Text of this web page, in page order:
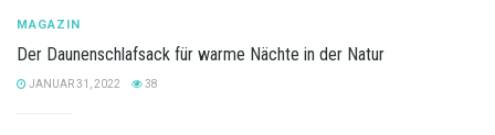
MAGAZIN
Der Daunenschlafsack für warme Nächte in der Natur
JANUAR 31, 2022 38